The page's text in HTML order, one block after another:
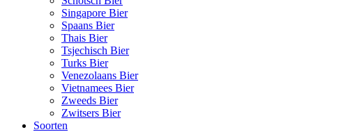
Singapore Bier
Spaans Bier
Thais Bier
Tsjechisch Bier
Turks Bier
Venezolaans Bier
Vietnamees Bier
Zweeds Bier
Zwitsers Bier
Soorten